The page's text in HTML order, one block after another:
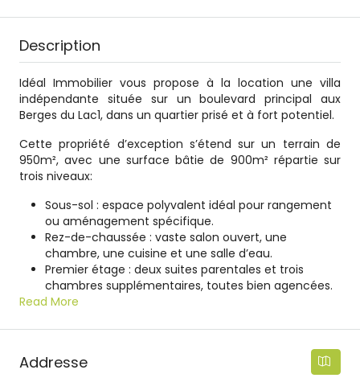
Description
Idéal Immobilier vous propose à la location une villa
indépendante située sur un boulevard principal aux
Berges du Lac1, dans un quartier prisé et à fort potentiel.
Cette propriété d’exception s’étend sur un terrain de
950m², avec une surface bâtie de 900m² répartie sur
trois niveaux:
Sous-sol : espace polyvalent idéal pour rangement
ou aménagement spécifique.
Rez-de-chaussée : vaste salon ouvert, une
chambre, une cuisine et une salle d’eau.
Premier étage : deux suites parentales et trois
chambres supplémentaires, toutes bien agencées.
Read More
Addresse